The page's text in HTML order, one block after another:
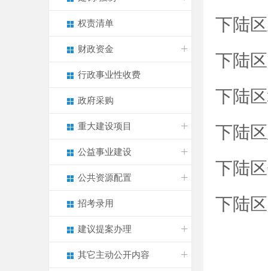
权责清单
财政资金
行政事业性收费
政府采购
重大建设项目
公益事业建设
公共资源配置
招考录用
建议提案办理
其它主动公开内容
下陆
下陆
下陆
下陆
下陆
下陆